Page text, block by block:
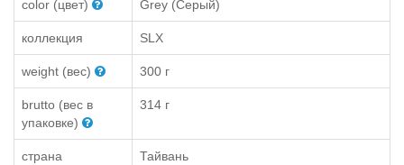
color (цвет) Grey (Серый)
коллекция SLX
weight (вес) 300 г
brutto (вес в
упаковке)
314 г
страна
Тайвань